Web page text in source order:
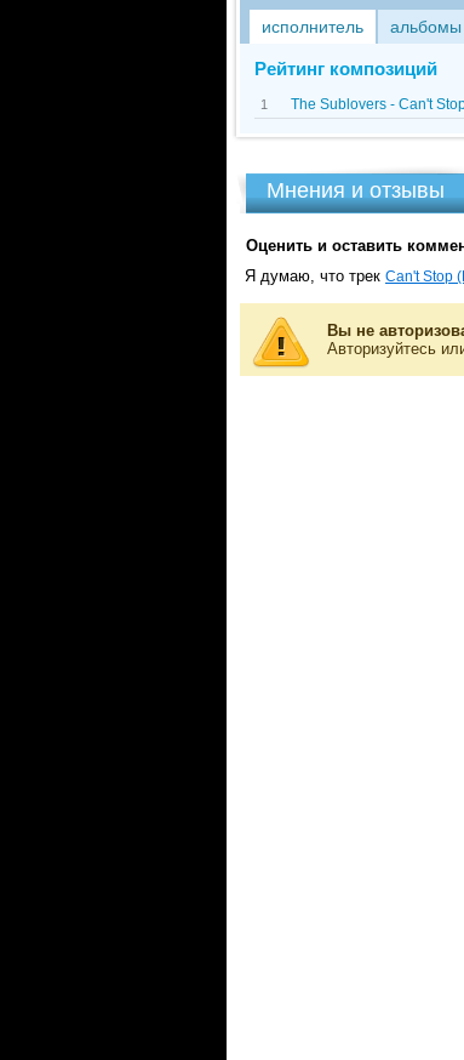
исполнитель альбомы
Рейтинг композиций
1 The Sublovers - Can't
Мнения и отзывы
Оценить и оставить
Я думаю, что трек Can't Stop
Вы не
Авторизуйтесь